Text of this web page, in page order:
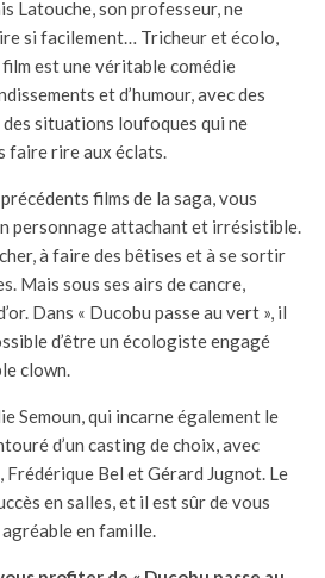
Latouche, son professeur, ne
si facilement… Tricheur et écolo,
film est une véritable comédie
et d’humour, avec des
situations loufoques qui ne
faire rire aux éclats.
films de la saga, vous
personnage attachant et irrésistible.
à faire des bêtises et à se sortir
Mais sous ses airs de cancre,
Dans « Ducobu passe au vert », il
d’être un écologiste engagé
clown.
Semoun, qui incarne également le
d’un casting de choix, avec
Frédérique Bel et Gérard Jugnot. Le
en salles, et il est sûr de vous
en famille.